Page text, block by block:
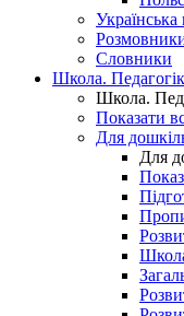
Українська
Словники
Школа.
Школа.
Показати
Для
Для